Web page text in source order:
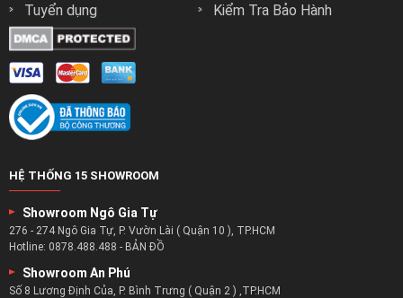
Chọn bàn sofa – chọn cho mình sự tiện nghi :
Một căn phòng khách đủ tiện nghi thì không chỉ có ghế
Đó không chỉ là người bạn đồng hành của ghế sofa mà còn
là một món đồ nội thất góp phần mang đến những nét
chấm phá mới cho phòng khách.
Với chiếc bàn trà sofa bạn có thể làm đẹp thêm cho phòng
Tuyển dụng
Kiểm Tra Bảo Hành
HỆ THỐNG 15 SHOWROOM
Showroom Ngô Gia Tự
276 - 274 Ngô Gia Tự, P. Vườn Lài ( Quận 10 ), TP.HCM
Hotline: 0878.488.488 - BẢN ĐỒ
Showroom An Phú
Số 8 Lương Định Của, P. Bình Trưng ( Quận 2 ) ,TP.HCM